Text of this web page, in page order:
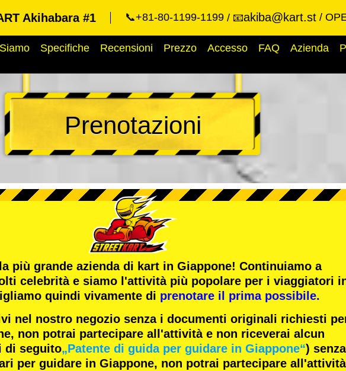
Akihabara #1 📞+81-80-1199-1199 📧akiba@kart.st
Specifiche Recensioni Prezzo Accesso FAQ Azienda
Prenotazioni
più grande azienda di kart in Giappone! Continuiamo a
celebritàe siamo l'attività più popolare per i viaggiatori
quindi vivamente di prenotare il prima possibile.
nel nostro negozio senza i documenti originali richiesti
non potrai partecipare all'attività e non riceverai alcun
di seguito„Patente di guida per guidare in Giappone“)
per guidare in Giappone, non potrai partecipare